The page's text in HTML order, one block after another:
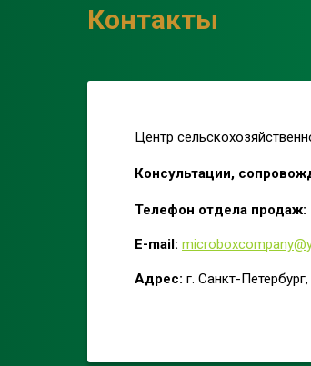
Контакты
Центр
Консультации,
Телефон отдела продаж:
E-mail:
Адрес: г. Санкт-